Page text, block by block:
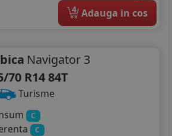
4 Adauga in cos
Navigator 3
70 R14 84T
Turisme
C
C